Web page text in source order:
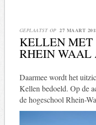
GEPLAATST OP 27 MAART
KELLEN MET
RHEIN WAAL
Daarmee wordt het
Kellen bedoeld. Op de
de hogeschool Rhein-